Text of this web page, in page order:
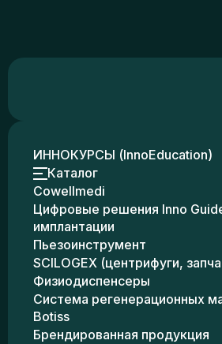
ИННОКУРСЫ (InnoEducation)
Каталог
Cowellmedi
Цифровые решения Inno
имплантации
Пьезоинструмент
SCILOGEX (центрифуги,
Физиодиспенсеры
Система регенерационных
Botiss
Брендированная продукция